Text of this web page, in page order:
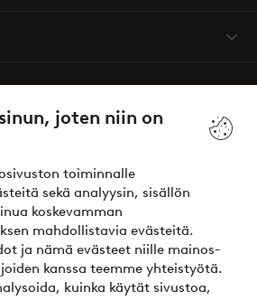
joten niin on
toiminnalle
sekä analyysin, sisällön
koskevamman
mahdollistavia evästeitä.
ja nämä evästeet niille mainos-
kanssa teemme yhteistyötä.
kuinka käytät sivustoa,
– maksa nyt tai erissä
lisää maksuvaihtoehdoistamme?